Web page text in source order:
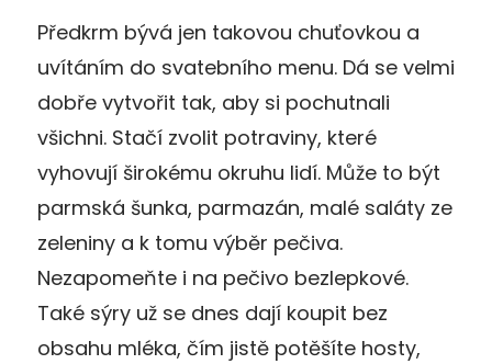
Předkrm bývá jen takovou chuťovkou a
uvítáním do svatebního menu. Dá se velmi
dobře vytvořit tak, aby si pochutnali
všichni. Stačí zvolit potraviny, které
vyhovují širokému okruhu lidí. Může to být
parmská šunka, parmazán, malé saláty ze
zeleniny a k tomu výběr pečiva.
Nezapomeňte i na pečivo bezlepkové.
Také sýry už se dnes dají koupit bez
obsahu mléka, čím jistě potěšíte hosty,